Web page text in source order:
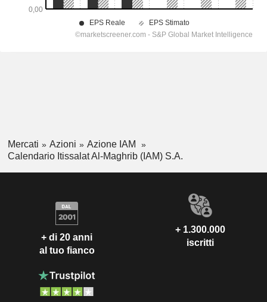
Mercati Azioni
Azione IAM
Calendario Itissalat Al-Maghrib (IAM) S.A.
+ di 20 anni
al tuo fianco
+ 1.300.000
iscritti